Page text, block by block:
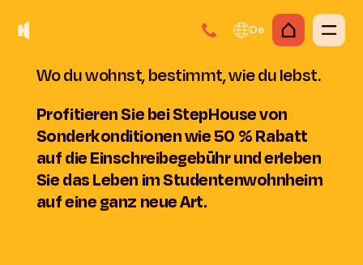
De
Wo du wohnst, bestimmt, wie du lebst.
Profitieren Sie bei StepHouse von
Sonderkonditionen wie 50 % Rabatt
auf die Einschreibegebühr und erleben
Sie das Leben im Studentenwohnheim
auf eine ganz neue Art.